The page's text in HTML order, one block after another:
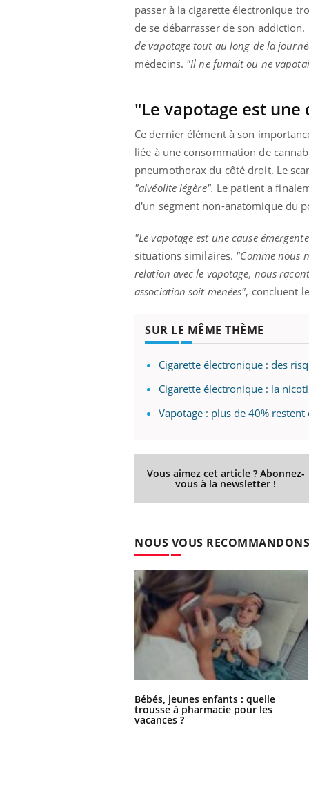
passer à la cigarette électronique
de se débarrasser de son addiction.
de vapotage tout au long de la
médecins. "Il ne fumait ou ne
"Le vapotage est
Ce dernier élément à son
liée à une consommation de
pneumothorax du côté droit. Le
"alvéolite légère". Le patient a
d'un segment non-anatomique du
"Le vapotage est une cause
situations similaires. "Comme nous
relation avec le vapotage, nous
association soit menées", concluent
SUR LE MÊME THÈME
Cigarette électronique : des
Cigarette électronique : la
Vapotage : plus de 40%
Vous aimez cet article ? Abonnez-
vous à la newsletter !
NOUS VOUS RECOMMANDONS
Bébés, jeunes enfants : quelle
trousse à pharmacie pour les
vacances ?
Eczéma Chronique des Mains : se
préparer pour l’été !Youtube
L'été arrive… et avec lui, un tout nouveau
rythme de vie ! Vacances, plage, piscine,
soleil, activités en plein air… Nos mains
Le